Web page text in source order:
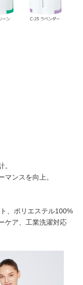
ンスを向上。
、ポリエステル100%
ケア、工業洗濯対応